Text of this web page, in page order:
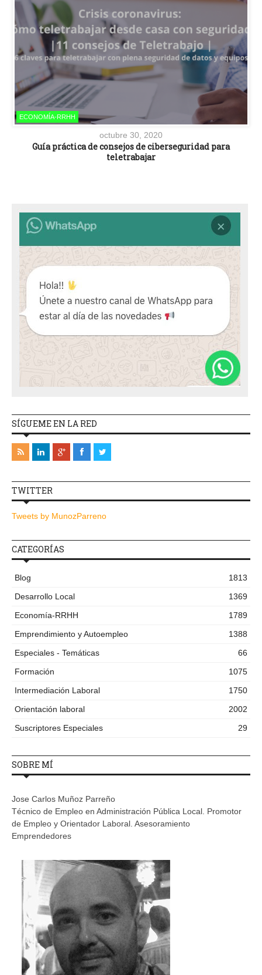
ECONOMÍA-RRHH
octubre 30, 2020
Guía práctica de consejos de ciberseguridad para
teletrabajar
SÍGUEME EN LA RED
TWITTER
Tweets by MunozParreno
CATEGORÍAS
Blog
1813
Desarrollo Local
1369
Economía-RRHH
1789
Emprendimiento y Autoempleo
1388
Especiales - Temáticas
66
Formación
1075
Intermediación Laboral
1750
Orientación laboral
2002
Suscriptores Especiales
29
SOBRE MÍ
Jose Carlos Muñoz Parreño
Técnico de Empleo en Administración Pública Local. Promotor
de Empleo y Orientador Laboral. Asesoramiento
Emprendedores